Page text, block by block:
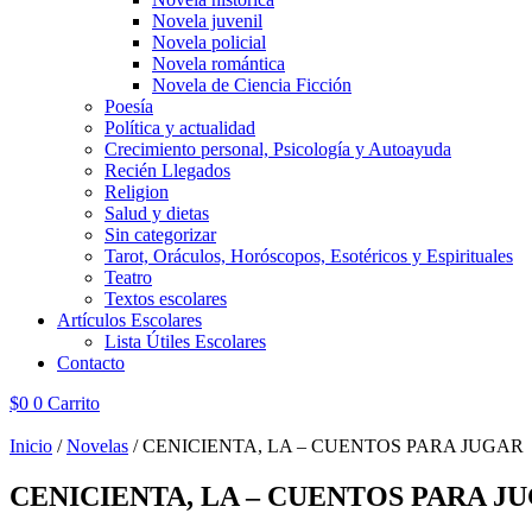
Novela juvenil
Novela policial
Novela romántica
Novela de Ciencia Ficción
Poesía
Política y actualidad
Crecimiento personal, Psicología y Autoayuda
Recién Llegados
Religion
Salud y dietas
Sin categorizar
Tarot, Oráculos, Horóscopos, Esotéricos y Espirituales
Teatro
Textos escolares
Artículos Escolares
Lista Útiles Escolares
Contacto
$0 0 Carrito
Inicio /Novelas / CENICIENTA, LA – CUENTOS PARA JUGAR
CENICIENTA, LA – CUENTOS PARA